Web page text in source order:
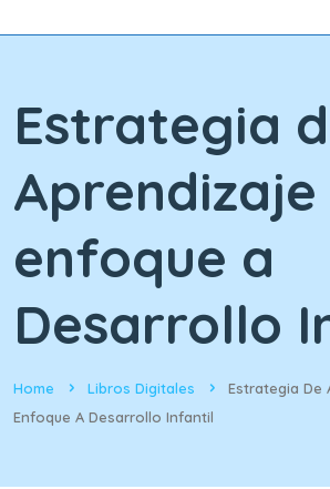
Estrategia
Aprendizaje
enfoque a
Desarrollo
Home Libros Digitales
Estrategia De
Enfoque A Desarrollo Infantil